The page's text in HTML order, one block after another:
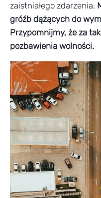
zaistniałego zdarzenia.
gróźb dążących do
Przypomnijmy, że za
pozbawienia wolności.